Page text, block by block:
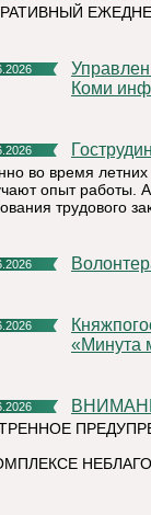
Управление Федеральной налоговой службы по Республике
Коми
во время летних
опыт работы.
трудового
Княжпогостский округ присоединился к Всероссийской акции
«Минута